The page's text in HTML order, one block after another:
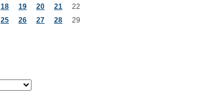
18 19 20 21
22
25 26 27 28
29